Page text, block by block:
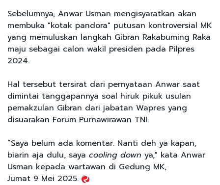
Sebelumnya, Anwar Usman mengisyaratkan akan
membuka "kotak pandora" putusan kontroversial MK
yang memuluskan langkah Gibran Rakabuming Raka
maju sebagai calon wakil presiden pada Pilpres
2024.
Hal tersebut tersirat dari pernyataan Anwar saat
dimintai tanggapannya soal hiruk pikuk usulan
pemakzulan Gibran dari jabatan Wapres yang
disuarakan Forum Purnawirawan TNI.
“Saya belum ada komentar. Nanti deh ya kapan,
biarin aja dulu, saya cooling down ya," kata Anwar
Usman kepada wartawan di Gedung MK,
Jumat 9 Mei 2025.